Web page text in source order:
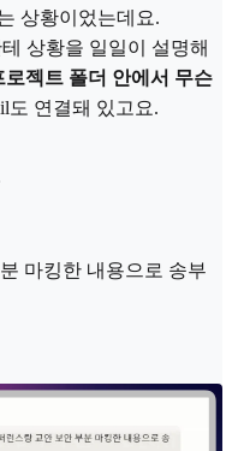
상황이었는데요.
상황을 일일이 설명해
로젝트 폴더 안에서 무슨
도 연결돼 있고요.
마킹한 내용으로 송부